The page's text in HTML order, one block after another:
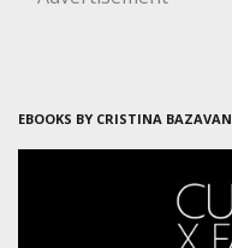
EBOOKS BY CRISTINA BAZAVAN